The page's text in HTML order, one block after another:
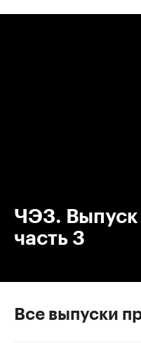
ЧЭЗ.
часть 3
Все выпуски